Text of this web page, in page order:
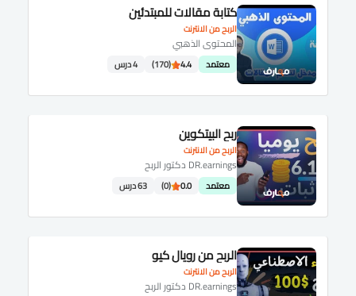
الربح من الانترنت
كتابة مقالات للمبتدئين
المحتوى الذهبي
معتمد 4.4
(170) 4 درس
الربح من الانترنت
ربح البيتكوين
DR.earnings دكتور الربح
معتمد 0.0
(0) 63 درس
الربح من الانترنت
الربح من رويال كيو
DR.earnings دكتور الربح